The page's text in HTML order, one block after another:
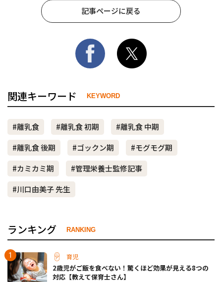
記事ページに戻る
関連キーワード KEYWORD
#離乳食 #離乳食 初期
#離乳食 中期
#離乳食 後期
#ゴックン期
#モグモグ期
#カミカミ期
#管理栄養士監修記事
#川口由美子 先生
ランキング RANKING
育児
2歳児がご飯を食べない！驚くほど効果が見える8つの
対応【教えて保育士さん】